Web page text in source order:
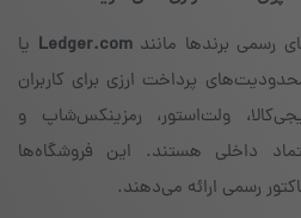
رسمی برندها مانندLedger.com یا
پرداخت ارزی برای کاربران
ولت‌استور، رمزینکس‌شاپ و
داخلی هستند. این فروشگاه‌ها
رسمی ارائه می‌دهند.